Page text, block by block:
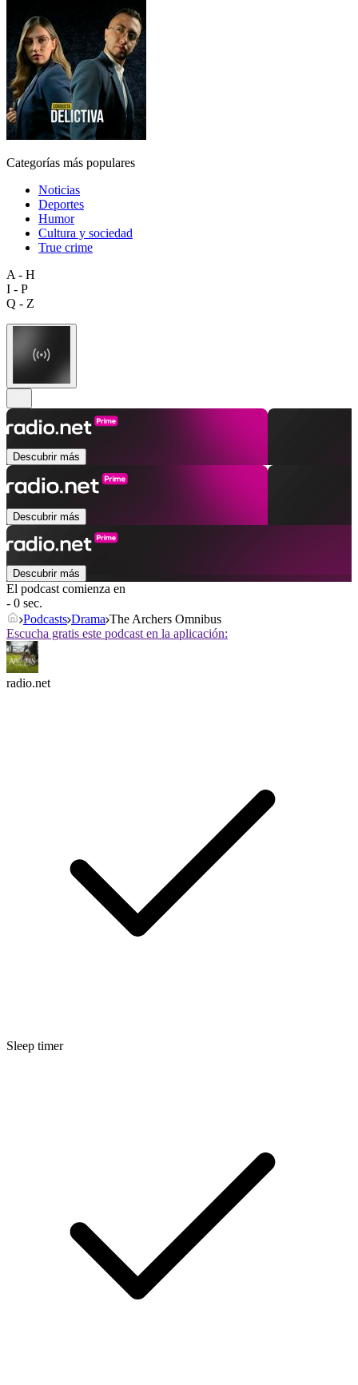
Categorías más populares
Noticias
Deportes
Humor
Cultura y sociedad
True crime
A - H
I - P
Q - Z
Descubrir más
Descubrir más
Descubrir más
El podcast comienza en
- 0 sec.
Podcasts Drama The Archers Omnibus
Escucha gratis este podcast en la aplicación:
radio.net
Sleep timer